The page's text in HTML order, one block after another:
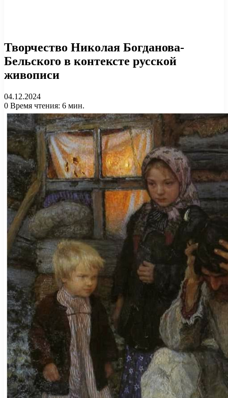
Творчество Николая Богданова-
Бельского в контексте русской
живописи
04.12.2024
0 Время чтения: 6 мин.